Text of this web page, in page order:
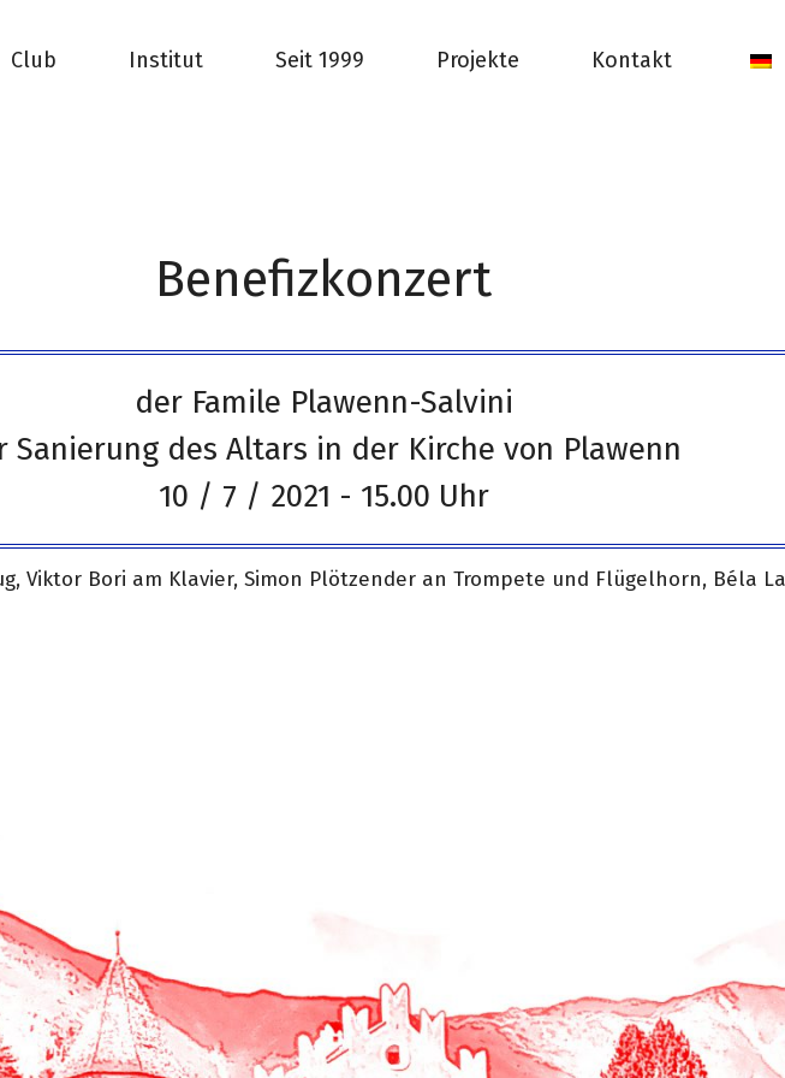
Club Institut Seit 1999 Projekte Kontakt
Benefizkonzert
der Famile Plawenn-Salvini
Sanierung des Altars in der Kirche von Plawenn
10 / 7 / 2021 - 15.00 Uhr
Viktor Bori am Klavier, Simon Plötzender an Trompete und Flügelhorn, Béla